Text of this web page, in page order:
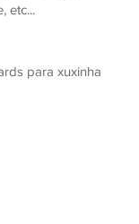
etc...
para xuxinha